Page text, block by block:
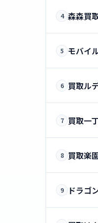
4 森森買
5 モバイ
6 買取ル
7 買取一
8 買取楽
9 ドラゴ